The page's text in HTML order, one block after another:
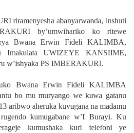
riramenyesha abanyarwanda, inshuti
by’umwihariko ko ritewe
rya Bwana Erwin Fideli KALIMBA,
Imakulata UWIZEYE KANSIIME,
w’ishyaka PS IMBERAKURI.
Bwana Erwin Fideli KALIMBA
bo mu muryango we kuwa gatanu
aribwo aheruka kuvugana na madamu
kumugabane w’I Burayi. Ku
kumushaka kuri telefoni ye